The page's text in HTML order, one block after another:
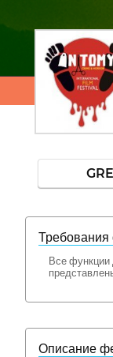
Требования
Все
Описание